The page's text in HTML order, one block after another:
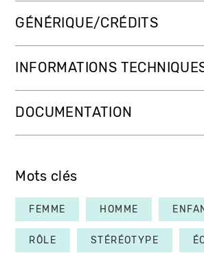
GÉNÉRIQUE/CRÉDITS
INFORMATIONS
DOCUMENTATION
Mots clés
FEMME HOMME
RÔLE STÉRÉOTYPE